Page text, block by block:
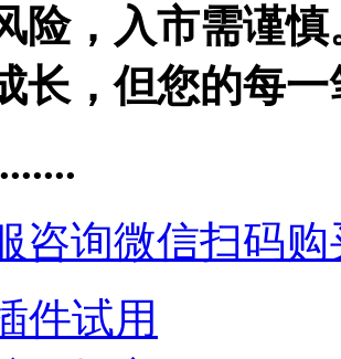
险，入市需谨
长，但您的每
咨询微信扫码购
件试用